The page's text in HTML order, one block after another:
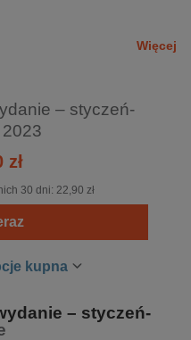
Więcej
– styczeń-
zł
30 dni: 22,90 zł
kupna
– styczeń-